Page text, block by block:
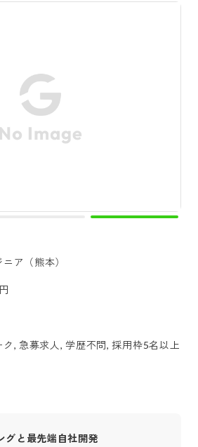
ア（熊本）
, 急募求人, 学歴不問, 採用枠5名以上
グと最先端自社開発